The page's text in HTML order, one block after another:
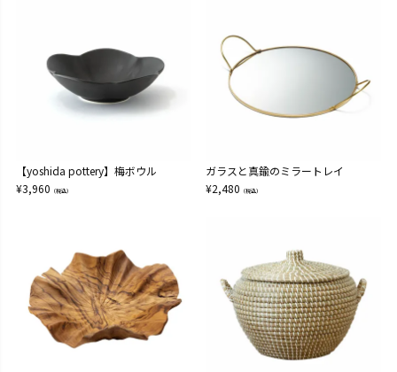
【yoshida pottery】梅ボウル
¥3,960 （税込）
ガラスと真鍮のミラートレイ
¥2,480 （税込）